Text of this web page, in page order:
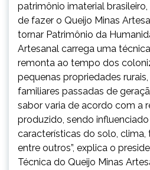
patrimônio imaterial
de fazer o Queijo Minas
tornar Patrimônio da
Artesanal carrega uma
remonta ao tempo dos
pequenas propriedades
familiares passadas de
sabor varia de acordo com a
produzido, sendo
características do solo,
entre outros”, explica o
Técnica do Queijo Minas